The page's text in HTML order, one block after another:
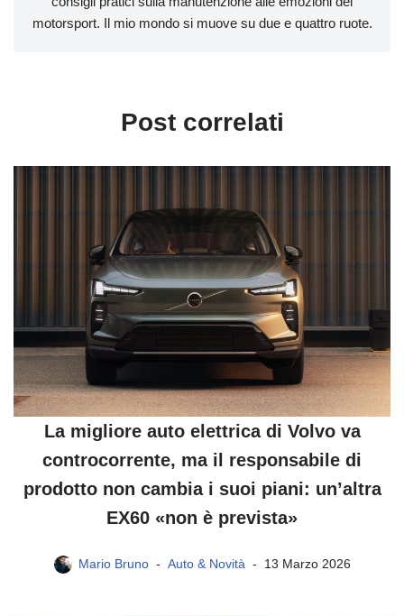
motorsport. Il mio mondo si muove su due e quattro ruote.
Post correlati
La migliore auto elettrica di Volvo va
controcorrente, ma il responsabile di
prodotto non cambia i suoi piani: un’altra
EX60 «non è prevista»
Mario Bruno Auto & Novità 13 Marzo 2026